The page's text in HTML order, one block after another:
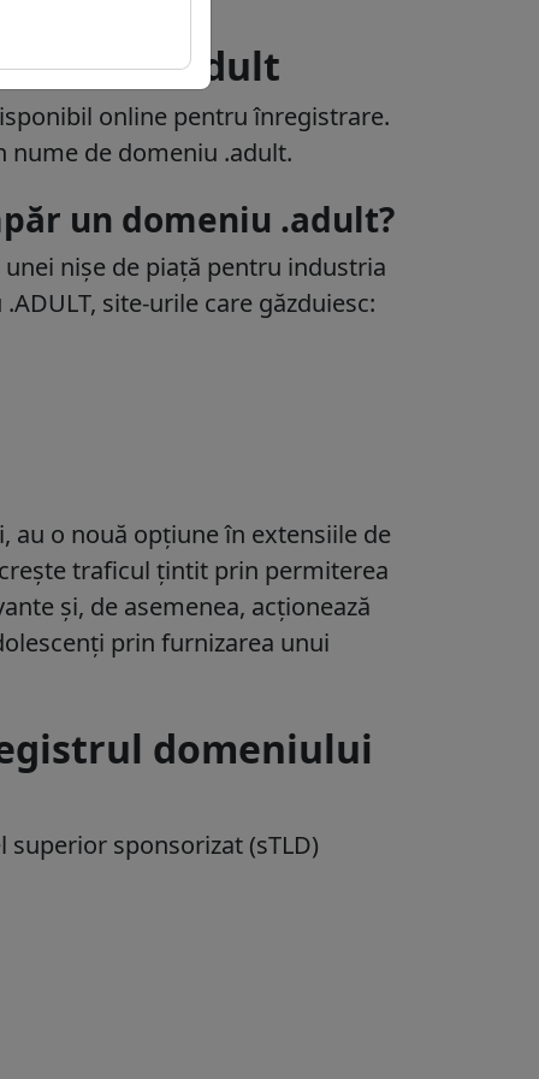
.adult
online pentru înregistrare.
nume de domeniu .adult.
un domeniu .adult?
unei nișe de piață pentru industria
site-urile care găzduiesc:
au o nouă opțiune în extensiile de
traficul țintit prin permiterea
și, de asemenea, acționează
prin furnizarea unui
domeniului
sponsorizat (sTLD)